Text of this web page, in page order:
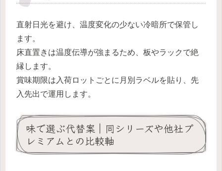
直射日光を避け、温度変化の少ない冷暗所で保管し
ます。
床直置きは温度伝導が強まるため、板やラックで絶
縁します。
賞味期限は入荷ロットごとに月別ラベルを貼り、先
入先出で運用します。
味で選ぶ代替案｜同シリーズや他社プ
レミアムとの比較軸